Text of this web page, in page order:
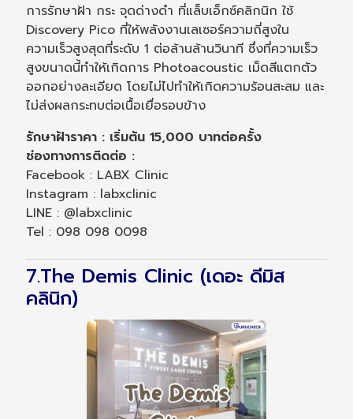
การรักษาฝ้า กระ จุดด่างดำ ที่แล็บเอ็กซ์คลิกนิก ใช้
Discovery Pico ที่ให้พลังงานเลเซอร์ความถี่สูงใน
ความเร็วสูงสุดที่ระดับ 1 ต่อล้านล้านวินาที ซึ่งที่ความเร็ว
สูงขนาดนี้ทำให้เกิดการ Photoacoustic เม็ดสีแตกตัว
ออกอย่างละเอียด โดยไม่ไปทำให้เกิดความร้อนสะสม และ
ไม่ส่งผลกระทบต่อเนื้อเยื่อรอบข้าง
รักษาฝ้าราคา : เริ่มต้น 15,000 บาทต่อครั้ง
ช่องทางการติดต่อ :
Facebook : LABX Clinic
Instagram : labxclinic
LINE : @labxclinic
Tel : 098 098 0098
7.The Demis Clinic (เดอะ ดีมิส
คลินิก)